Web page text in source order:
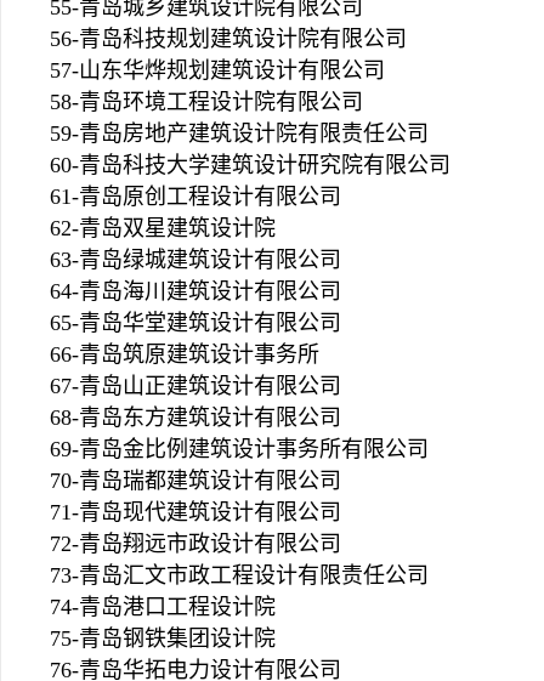
55-青岛城乡建筑设计院有限公司
56-青岛科技规划建筑设计院有限公司
57-山东华烨规划建筑设计有限公司
58-青岛环境工程设计院有限公司
59-青岛房地产建筑设计院有限责任公司
60-青岛科技大学建筑设计研究院有限公司
61-青岛原创工程设计有限公司
62-青岛双星建筑设计院
63-青岛绿城建筑设计有限公司
64-青岛海川建筑设计有限公司
65-青岛华堂建筑设计有限公司
66-青岛筑原建筑设计事务所
67-青岛山正建筑设计有限公司
68-青岛东方建筑设计有限公司
69-青岛金比例建筑设计事务所有限公司
70-青岛瑞都建筑设计有限公司
71-青岛现代建筑设计有限公司
72-青岛翔远市政设计有限公司
73-青岛汇文市政工程设计有限责任公司
74-青岛港口工程设计院
75-青岛钢铁集团设计院
76-青岛华拓电力设计有限公司